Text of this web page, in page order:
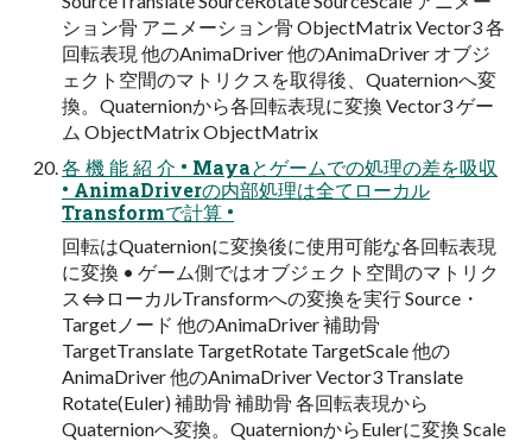
ション骨 アニメーション骨 ObjectMatrix Vector3 各
回転表現 他のAnimaDriver 他のAnimaDriver オブジ
ェクト空間のマトリクスを取得後、Quaternionへ変
換。Quaternionから各回転表現に変換 Vector3 ゲー
ム ObjectMatrix ObjectMatrix
各 機 能 紹 介 • Mayaとゲームでの処理の差を吸収
• AnimaDriverの内部処理は全てローカル
Transformで計算 •
回転はQuaternionに変換後に使用可能な各回転表現
に変換 • ゲーム側ではオブジェクト空間のマトリク
ス⇔ローカルTransformへの変換を実行 Source・
Targetノード 他のAnimaDriver 補助骨
TargetTranslate TargetRotate TargetScale 他の
AnimaDriver 他のAnimaDriver Vector3 Translate
Rotate(Euler) 補助骨 補助骨 各回転表現から
Quaternionへ変換。QuaternionからEulerに変換 Scale